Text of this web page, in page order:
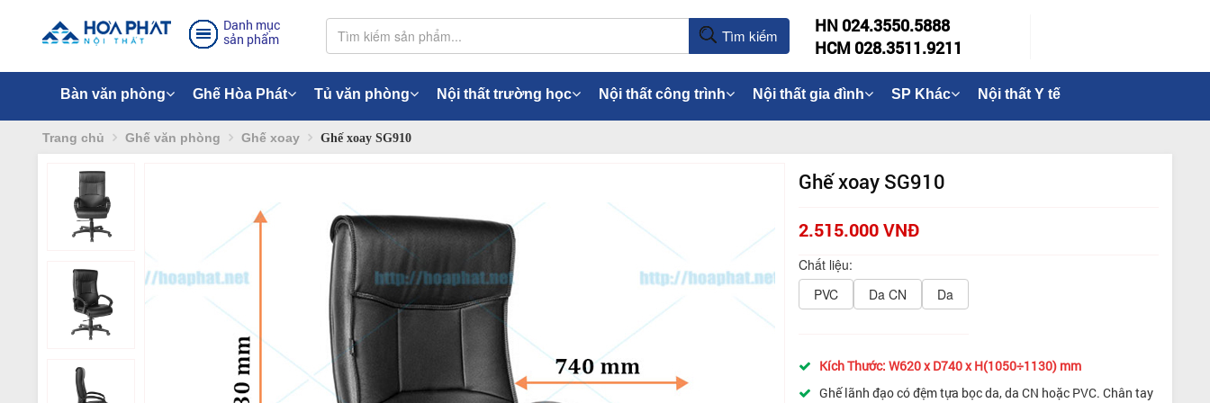
Danh mục
sản phẩm
Tìm kiếm
HN 024.3550.5888
HCM 028.3511.9211
Bàn văn phòng Ghế Hòa Phát Tủ văn phòng Nội thất trường học Nội thất công trình Nội thất gia đình SP Khác Nội thất Y tế
Trang chủ Ghế văn phòng Ghế xoay Ghế xoay SG910
Ghế xoay SG910
2.515.000 VNĐ
Chất liệu:
PVC
Da CN Da
Kích Thước: W620 x D740 x H(1050÷1130) mm
Ghế lãnh đạo có đệm tựa bọc da, da CN hoặc PVC. Chân tay